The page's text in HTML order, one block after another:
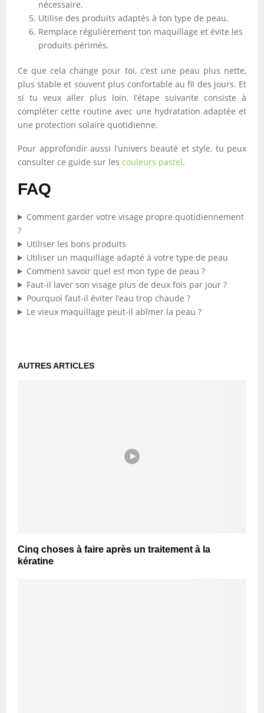
nécessaire.
Utilise des produits adaptés à ton type de peau.
Remplace régulièrement ton maquillage et évite les
produits périmés.
Ce que cela change pour toi, c’est une peau plus nette,
plus stable et souvent plus confortable au fil des jours. Et
si tu veux aller plus loin, l’étape suivante consiste à
compléter cette routine avec une hydratation adaptée et
une protection solaire quotidienne.
Pour approfondir aussi l’univers beauté et style, tu peux
consulter ce guide sur les couleurs pastel.
FAQ
Comment garder votre visage propre quotidiennement
?
Utiliser les bons produits
Utiliser un maquillage adapté à votre type de peau
Comment savoir quel est mon type de peau ?
Faut-il laver son visage plus de deux fois par jour ?
Pourquoi faut-il éviter l’eau trop chaude ?
Le vieux maquillage peut-il abîmer la peau ?
AUTRES ARTICLES
Cinq choses à faire après un traitement à la
kératine